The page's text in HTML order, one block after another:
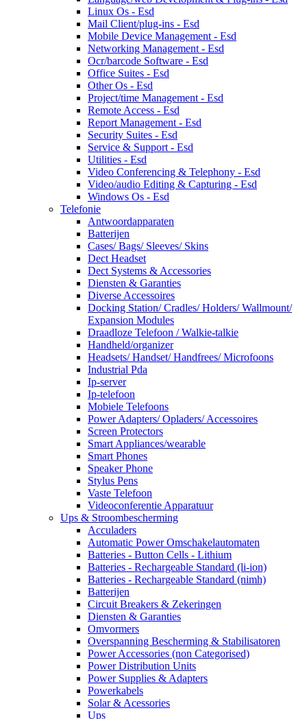
Linux Os - Esd
Mail Client/plug-ins - Esd
Mobile Device Management - Esd
Networking Management - Esd
Ocr/barcode Software - Esd
Office Suites - Esd
Other Os - Esd
Project/time Management - Esd
Remote Access - Esd
Report Management - Esd
Security Suites - Esd
Service & Support - Esd
Utilities - Esd
Video Conferencing & Telephony - Esd
Video/audio Editing & Capturing - Esd
Windows Os - Esd
Telefonie
Antwoordapparaten
Batterijen
Cases/ Bags/ Sleeves/ Skins
Dect Headset
Dect Systems & Accessories
Diensten & Garanties
Diverse Accessoires
Docking Station/ Cradles/ Holders/ Wallmount/
Expansion Modules
Draadloze Telefoon / Walkie-talkie
Handheld/organizer
Headsets/ Handset/ Handfrees/ Microfoons
Industrial Pda
Ip-server
Ip-telefoon
Mobiele Telefoons
Power Adapters/ Opladers/ Accessoires
Screen Protectors
Smart Appliances/wearable
Smart Phones
Speaker Phone
Stylus Pens
Vaste Telefoon
Videoconferentie Apparatuur
Ups & Stroombescherming
Acculaders
Automatic Power Omschakelautomaten
Batteries - Button Cells - Lithium
Batteries - Rechargeable Standard (li-ion)
Batteries - Rechargeable Standard (nimh)
Batterijen
Circuit Breakers & Zekeringen
Diensten & Garanties
Omvormers
Overspanning Bescherming & Stabilisatoren
Power Accessories (non Categorised)
Power Distribution Units
Power Supplies & Adapters
Powerkabels
Solar & Acessories
Ups